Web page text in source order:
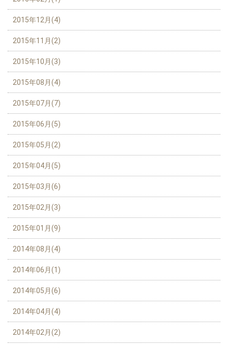
2015年12月(4)
2015年11月(2)
2015年10月(3)
2015年08月(4)
2015年07月(7)
2015年06月(5)
2015年05月(2)
2015年04月(5)
2015年03月(6)
2015年02月(3)
2015年01月(9)
2014年08月(4)
2014年06月(1)
2014年05月(6)
2014年04月(4)
2014年02月(2)